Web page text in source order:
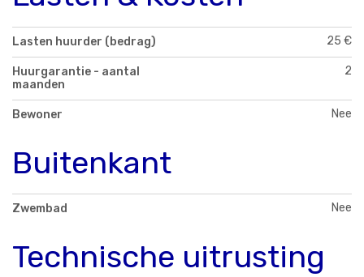
Lasten huurder (bedrag) 25 €
Huurgarantie - aantal
maanden
2
Bewoner Nee
Buitenkant
Zwembad Nee
Technische uitrusting